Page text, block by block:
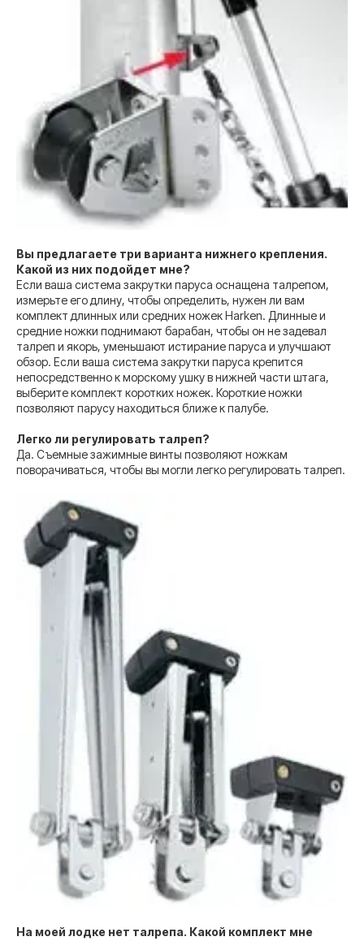
Вы предлагаете три варианта нижнего крепления.
Какой из них подойдет мне?
Если ваша система закрутки паруса оснащена талрепом,
измерьте его длину, чтобы определить, нужен ли вам
комплект длинных или средних ножек Harken. Длинные и
средние ножки поднимают барабан, чтобы он не задевал
талреп и якорь, уменьшают истирание паруса и улучшают
обзор. Если ваша система закрутки паруса крепится
непосредственно к морскому ушку в нижней части штага,
выберите комплект коротких ножек. Короткие ножки
позволяют парусу находиться ближе к палубе.
Легко ли регулировать талреп?
Да. Съемные зажимные винты позволяют ножкам
поворачиваться, чтобы вы могли легко регулировать талреп.
На моей лодке нет талрепа. Какой комплект мне